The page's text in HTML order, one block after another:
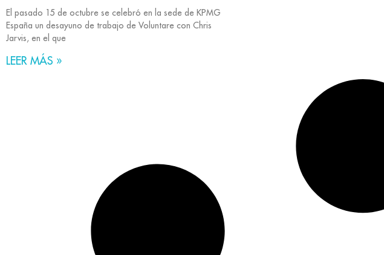
El pasado 15 de octubre se celebró en la sede de KPMG
España un desayuno de trabajo de Voluntare con Chris
Jarvis, en el que
LEER MÁS »